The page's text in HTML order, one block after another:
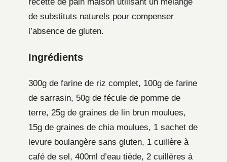
de substituts naturels pour compenser
l’absence de gluten.
Ingrédients
300g de farine de riz complet, 100g de farine
de sarrasin, 50g de fécule de pomme de
terre, 25g de graines de lin brun moulues,
15g de graines de chia moulues, 1 sachet de
levure boulangère sans gluten, 1 cuillère à
café de sel, 400ml d’eau tiède, 2 cuillères à